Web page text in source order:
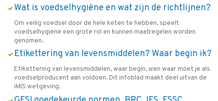
Wat is voedselhygiëne en wat zijn de richtlijnen?
Om veilig voedsel door de hele keten te hebben, speelt
voedselhygiëne een grote rol en kunnen maatregelen worden
genomen.
Etikettering van levensmiddelen? Waar begin ik?
Etikettering van levensmiddelen, waar begin, wen waar moet je als
voedselproducent aan voldoen. Dit infoblad maakt deel uitvan de
iMIS wetgeving.